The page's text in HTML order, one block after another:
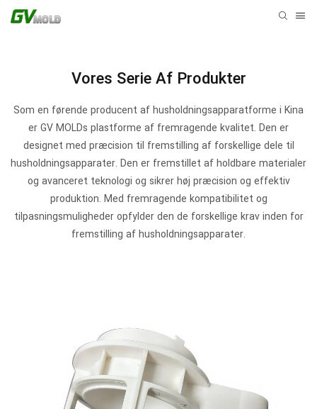
Vores Serie Af Produkter
Som en førende producent af husholdningsapparatforme i Kina
er GV MOLDs plastforme af fremragende kvalitet. Den er
designet med præcision til fremstilling af forskellige dele til
husholdningsapparater. Den er fremstillet af holdbare materialer
og avanceret teknologi og sikrer høj præcision og effektiv
produktion. Med fremragende kompatibilitet og
tilpasningsmuligheder opfylder den de forskellige krav inden for
fremstilling af husholdningsapparater.